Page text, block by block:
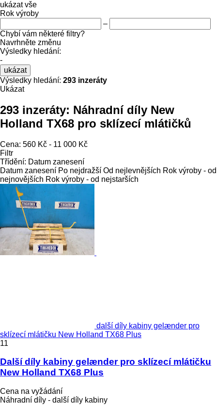
ukázat vše
Rok výroby
–
Chybí vám některé filtry?
Navrhněte změnu
Výsledky hledání:
-
ukázat
Výsledky hledání: 293 inzeráty
Ukázat
293 inzeráty: Náhradní díly New
Holland TX68 pro sklízecí mlátičků
Cena: 560 Kč - 11 000 Kč
Filtr
Třídění: Datum zanesení
Datum zanesení Po nejdražší Od nejlevnějších Rok výroby - od
nejnovějších Rok výroby - od nejstarších
další díly kabiny gelænder pro
sklízecí mlátičku New Holland TX68 Plus
11
Další díly kabiny gelænder pro sklízecí mlátičku
New Holland TX68 Plus
Cena na vyžádání
Náhradní díly - další díly kabiny